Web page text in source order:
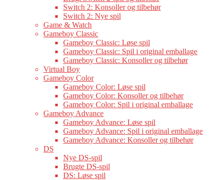
Switch 2: Konsoller og tilbehør
Switch 2: Nye spil
Game & Watch
Gameboy Classic
Gameboy Classic: Løse spil
Gameboy Classic: Spil i original emballage
Gameboy Classic: Konsoller og tilbehør
Virtual Boy
Gameboy Color
Gameboy Color: Løse spil
Gameboy Color: Konsoller og tilbehør
Gameboy Color: Spil i original emballage
Gameboy Advance
Gameboy Advance: Løse spil
Gameboy Advance: Spil i original emballage
Gameboy Advance: Konsoller og tilbehør
DS
Nye DS-spil
Brugte DS-spil
DS: Løse spil